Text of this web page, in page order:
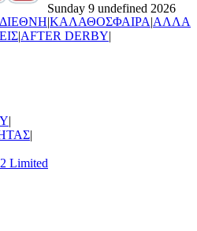
Sunday 9 undefined 2026
ΔΙΕΘΝΗ|ΚΑΛΑΘΟΣΦΑΙΡΑ|ΑΛΛΑ
|AFTER DERBY|
|
|
Limited